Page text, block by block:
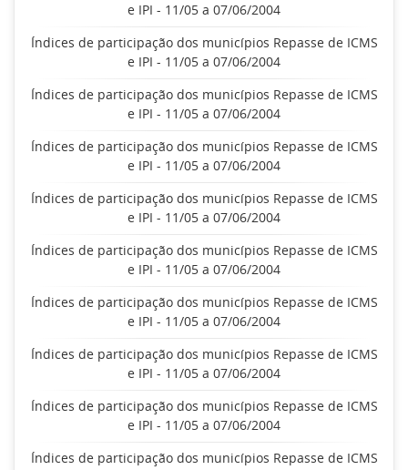
e IPI - 11/05 a 07/06/2004
Índices de participação dos municípios Repasse de ICMS
e IPI - 11/05 a 07/06/2004
Índices de participação dos municípios Repasse de ICMS
e IPI - 11/05 a 07/06/2004
Índices de participação dos municípios Repasse de ICMS
e IPI - 11/05 a 07/06/2004
Índices de participação dos municípios Repasse de ICMS
e IPI - 11/05 a 07/06/2004
Índices de participação dos municípios Repasse de ICMS
e IPI - 11/05 a 07/06/2004
Índices de participação dos municípios Repasse de ICMS
e IPI - 11/05 a 07/06/2004
Índices de participação dos municípios Repasse de ICMS
e IPI - 11/05 a 07/06/2004
Índices de participação dos municípios Repasse de ICMS
e IPI - 11/05 a 07/06/2004
Índices de participação dos municípios Repasse de ICMS